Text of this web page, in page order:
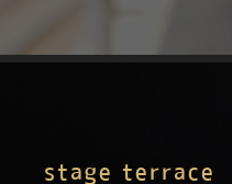
stage terrace